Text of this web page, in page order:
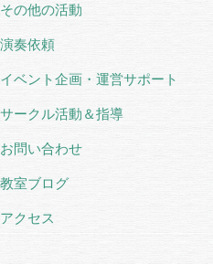
その他の活動
演奏依頼
イベント企画・運営サポート
サークル活動＆指導
お問い合わせ
教室ブログ
アクセス